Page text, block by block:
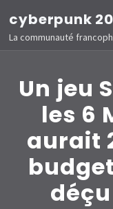
au
contenu
Entrée)
cyberpunk
La communauté
Un jeu
les 6
aurait
budget